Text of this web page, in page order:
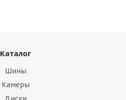
Каталог
Шины
Камеры